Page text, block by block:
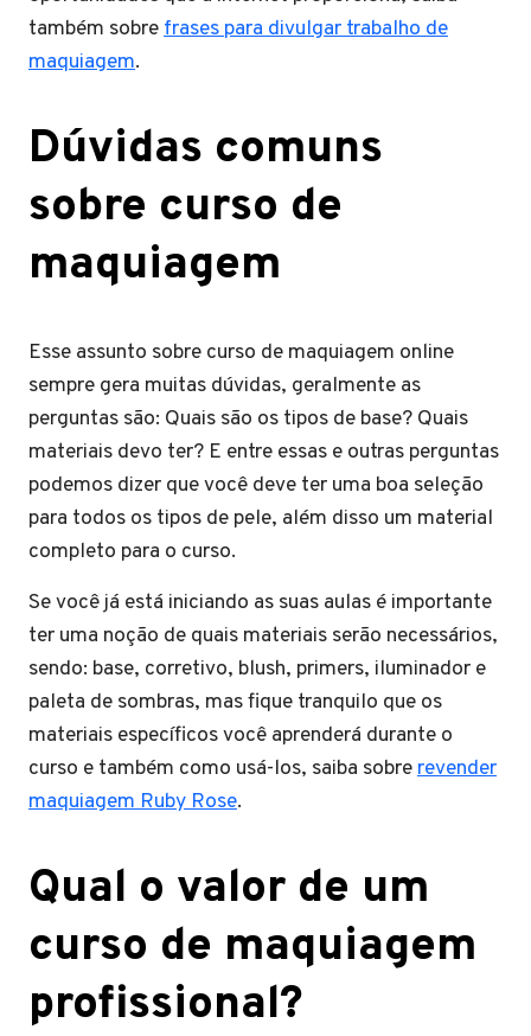
também sobrefrases para divulgar trabalho de
maquiagem.
Dúvidas comuns
sobre curso de
maquiagem
Esse assunto sobre curso de maquiagem online
sempre gera muitas dúvidas, geralmente as
perguntas são: Quais são os tipos de base? Quais
materiais devo ter? E entre essas e outras perguntas
podemos dizer que você deve ter uma boa seleção
para todos os tipos de pele, além disso um material
completo para o curso.
Se você já está iniciando as suas aulas é importante
ter uma noção de quais materiais serão necessários,
sendo: base, corretivo, blush, primers, iluminador e
paleta de sombras, mas fique tranquilo que os
materiais específicos você aprenderá durante o
curso e também como usá-los, saiba sobrerevender
maquiagem Ruby Rose.
Qual o valor de um
curso de maquiagem
profissional?